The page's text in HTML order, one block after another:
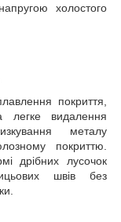
холостого
покриття,
легке видалення
металу
покриттю.
дрібних лусочок
швів без